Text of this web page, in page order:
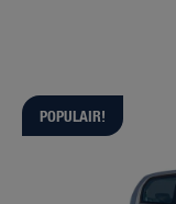
POPULAIR!